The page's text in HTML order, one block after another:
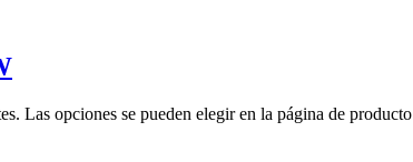
Las opciones se pueden elegir en la página de producto